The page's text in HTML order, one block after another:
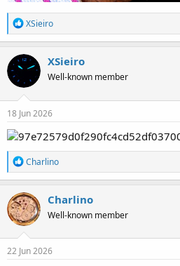
R
e
a
c
t
o
n
s
XSieiro
XSieiro
Well-known member
18 Jun 2026
R
e
a
c
t
i
o
n
s
Charlino
Charlino
Well-known member
22 Jun 2026